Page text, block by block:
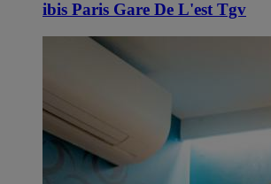
ibis Paris Gare De L'est Tgv